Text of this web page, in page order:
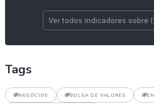
Ver todos indicadores sobre
Tags
NEGÓCIOS BOLSA DE VALORES